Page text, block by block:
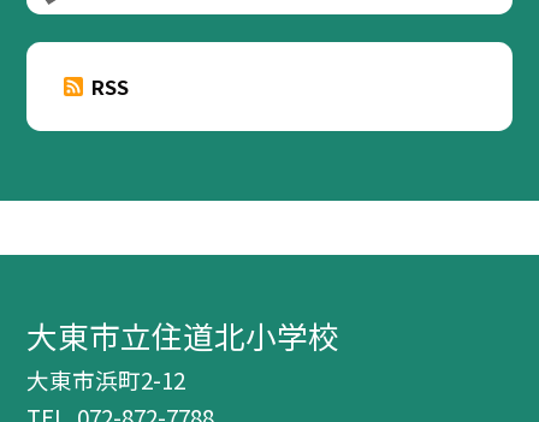
RSS
大東市立住道北小学校
大東市浜町2-12